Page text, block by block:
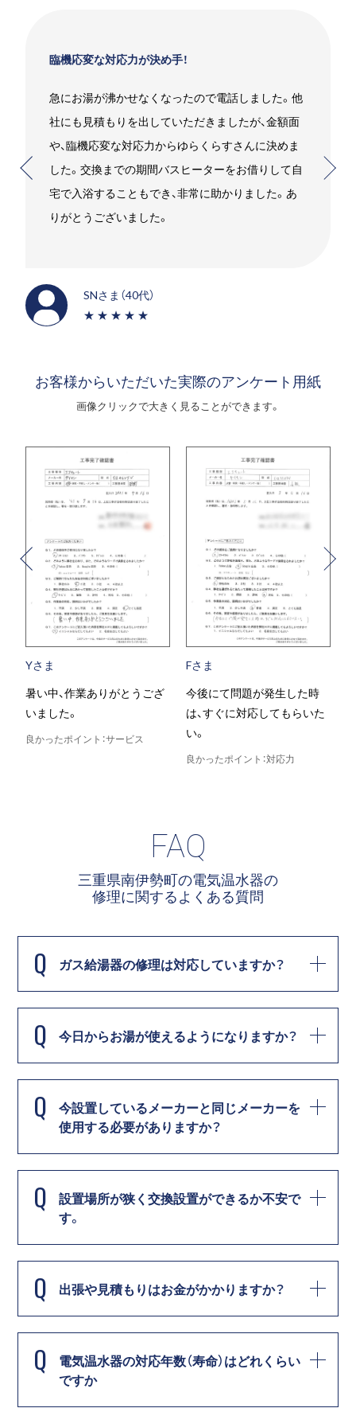
臨機応変な対応力が決め手！
急にお湯が沸かせなくなったので電話しました。他
社にも見積もりを出していただきましたが、金額面
や、臨機応変な対応力からゆらくらすさんに決めま
した。交換までの期間バスヒーターをお借りして自
宅で入浴することもでき、非常に助かりました。あ
りがとうございました。
SNさま（40代）
★★★★★
お客様からいただいた実際のアンケート用紙
画像クリックで大きく見ることができます。
Yさま
暑い中、作業ありがとうござ
いました。
良かったポイント：サービス
Fさま
今後にて問題が発生した時
は、すぐに対応してもらいた
い。
良かったポイント：対応力
FAQ
三重県南伊勢町の電気温水器の
修理に関するよくある質問
Q ガス給湯器の修理は対応していますか？
Q 今日からお湯が使えるようになりますか？
Q
今設置しているメーカーと同じメーカーを
使用する必要がありますか？
Q
設置場所が狭く交換設置ができるか不安で
す。
Q 出張や見積もりはお金がかかりますか？
Q
電気温水器の対応年数（寿命）はどれくらい
ですか